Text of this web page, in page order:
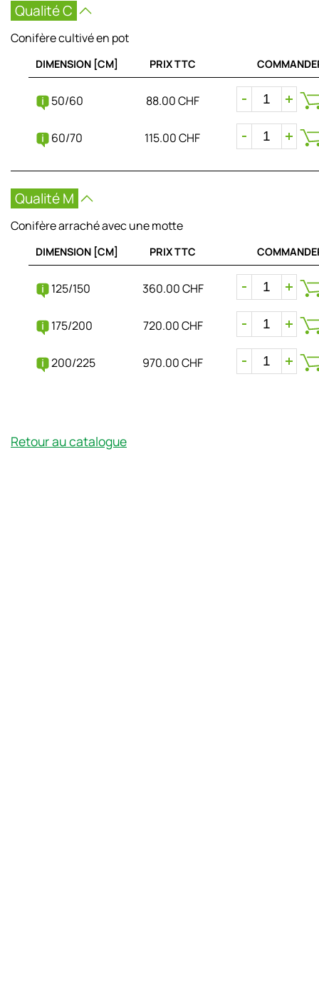
Qualité C
Conifère cultivé en pot
DIMENSION [CM] PRIX TTC
50/60 88.00 CHF
60/70 115.00 CHF
Qualité M
Conifère arraché avec une motte
DIMENSION [CM] PRIX TTC
125/150 360.00 CHF
175/200 720.00 CHF
200/225 970.00 CHF
Retour au catalogue